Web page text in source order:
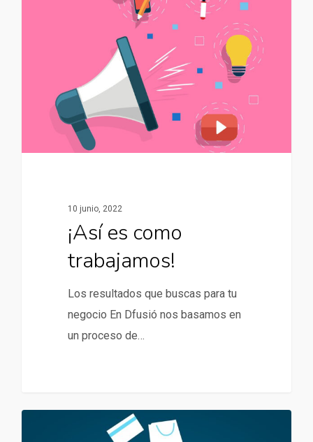
10 junio, 2022
¡Así es como
trabajamos!
Los resultados que buscas para tu
negocio En Dfusió nos basamos en
un proceso de…